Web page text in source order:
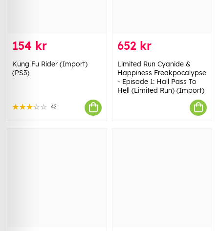
154 kr
Kung Fu Rider (Import)
(PS3)
42
652 kr
Limited Run Cyanide &
Happiness Freakpocalypse
- Episode 1: Hall Pass To
Hell (Limited Run) (Import)